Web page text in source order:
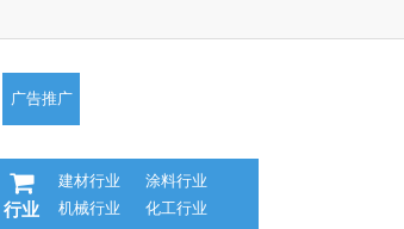
广告推广
行业
建材行业
涂料行业
机械行业
化工行业